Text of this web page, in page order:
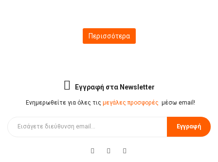
Περισσότερα
Εγγραφή στα Newsletter
Ενημερωθείτε για όλες τις μεγάλες προσφορές μέσω email!
Εγγραφή